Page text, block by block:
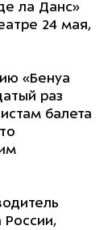
ла Данс»
24 мая,
«Бенуа
раз
балета
России,